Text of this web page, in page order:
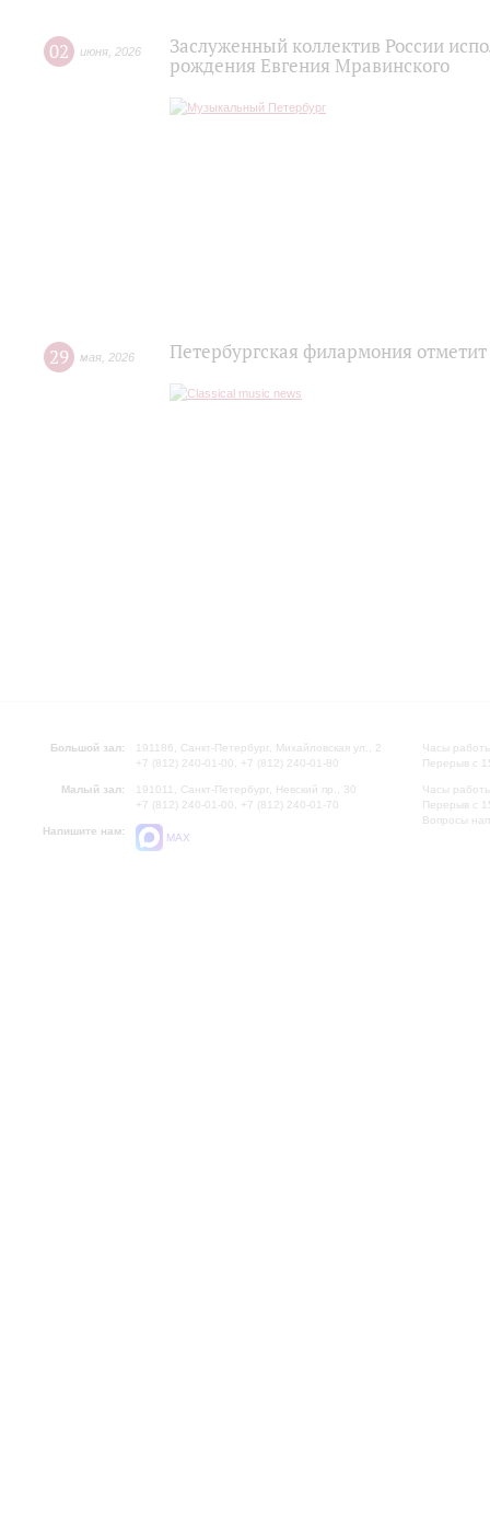
02 июня 2026
Заслуженный коллектив России
рождения Евгения Мравинского
29 мая 2026 Петербургская филармония
Большой зал:
191186, Санкт-Петербург, Михайловская ул., 2
+7 (812) 240-01-00, +7 (812) 240-01-80
Малый зал:
191011, Санкт-Петербург, Невский пр., 30
+7 (812) 240-01-00, +7 (812) 240-01-70
Напишите нам:
MAX
Часы
Перерыв с
Часы
Перерыв с
Вопросы